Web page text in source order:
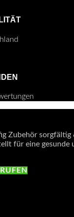
Zubehör sorgfältig
für eine gesunde